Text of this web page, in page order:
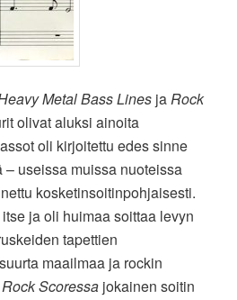
Metal Bass Lines jaRock
olivat aluksi ainoita
oli kirjoitettu edes sinne
useissa muissa nuoteissa
kosketinsoitinpohjaisesti.
ja oli huimaa soittaa levyn
tapettien
maailmaa ja rockin
Rock Scoressa jokainen soitin